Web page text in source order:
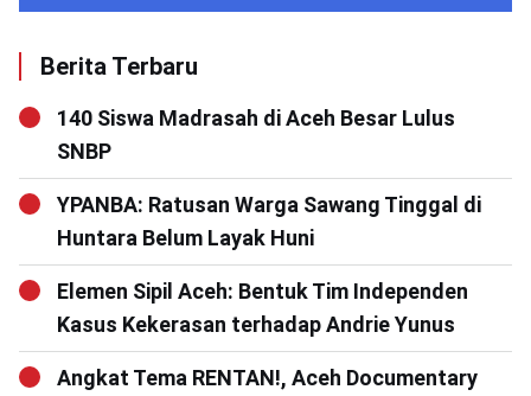
Berita Terbaru
140 Siswa Madrasah di Aceh Besar Lulus
SNBP
YPANBA: Ratusan Warga Sawang Tinggal di
Huntara Belum Layak Huni
Elemen Sipil Aceh: Bentuk Tim Independen
Kasus Kekerasan terhadap Andrie Yunus
Angkat Tema RENTAN!, Aceh Documentary